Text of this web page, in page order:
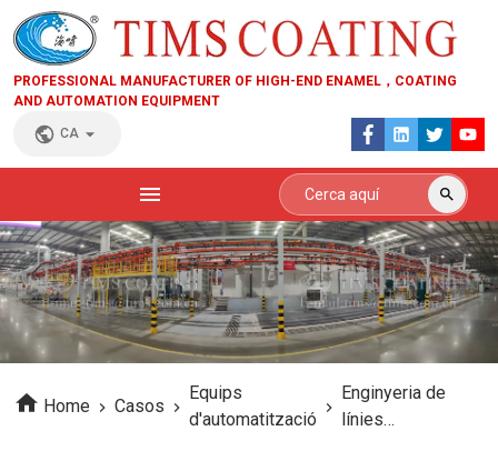
PROFESSIONAL MANUFACTURER OF HIGH-END ENAMEL，COATING
AND AUTOMATION EQUIPMENT
CA
Home Casos
Equips
d'automatització
Enginyeria de
línies